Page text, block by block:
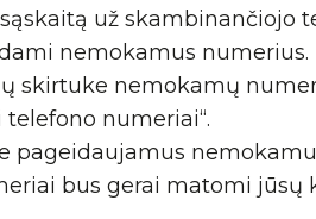
už skambinančiojo
nemokamus numerius.
skirtuke nemokamų
numeriai“.
pageidaujamus
bus gerai matomi jūsų